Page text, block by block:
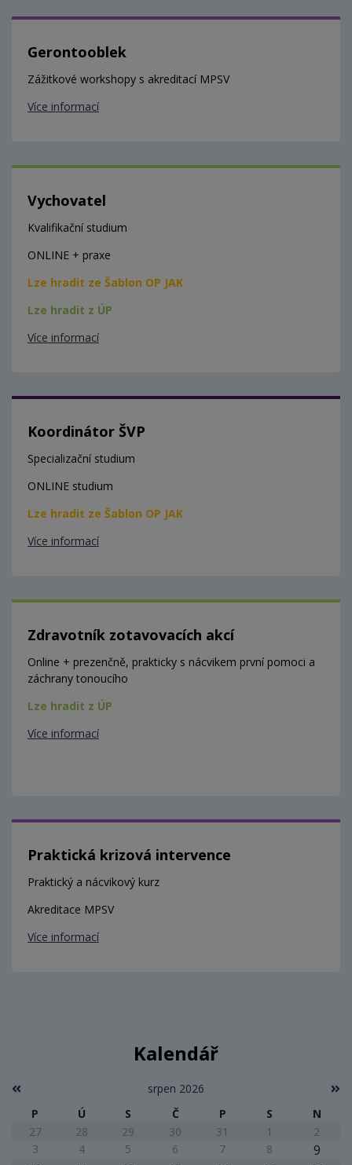
Gerontooblek
Zážitkové workshopy s akreditací MPSV
Více informací
Vychovatel
Kvalifikační studium
ONLINE + praxe
Lze hradit ze Šablon OP JAK
Lze hradit z ÚP
Více informací
Koordinátor ŠVP
Specializační studium
ONLINE studium
Lze hradit ze Šablon OP JAK
Více informací
Zdravotník zotavovacích akcí
Online + prezenčně, prakticky s nácvikem první pomoci a
záchrany tonoucího
Lze hradit z ÚP
Více informací
Praktická krizová intervence
Praktický a nácvikový kurz
Akreditace MPSV
Více informací
Kalendář
srpen 2026
P
Ú S Č P S
N
27
28 29 30 31 1
2
3
4 5 6 7 8 9